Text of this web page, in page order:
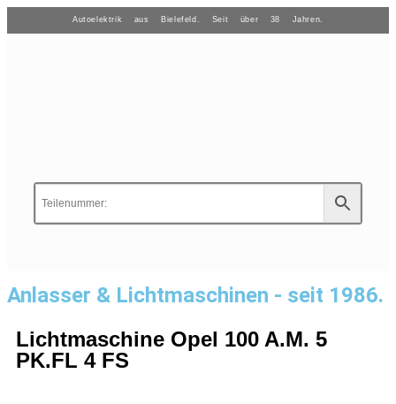
Autoelektrik aus Bielefeld. Seit über 38 Jahren.
Anlasser & Lichtmaschinen - seit 1986.
Lichtmaschine Opel 100 A.M. 5
PK.FL 4 FS